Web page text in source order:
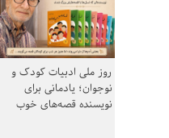
روز ملی ادبیات کودک و
نوجوان؛ یادمانی برای
نویسنده قصه‌های خوب